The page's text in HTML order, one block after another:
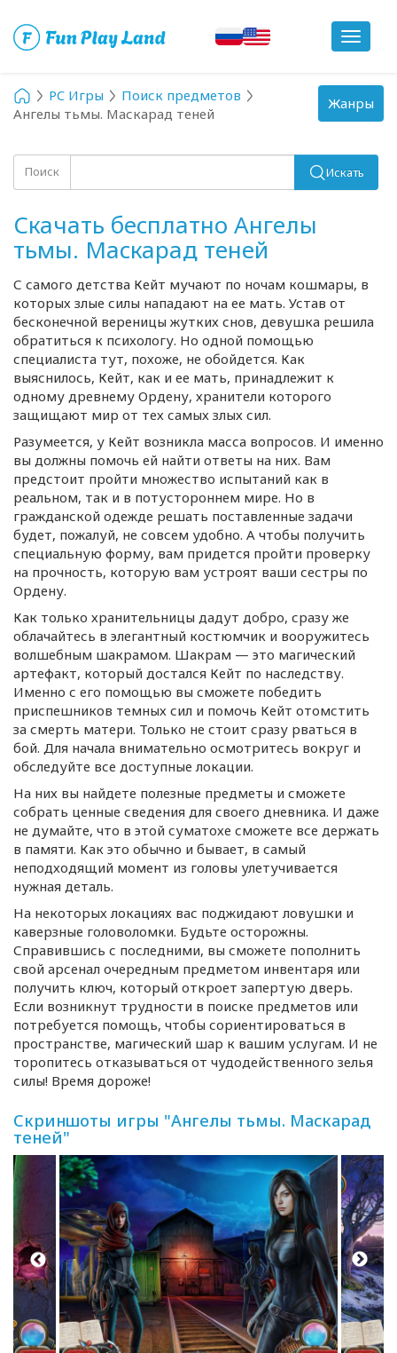
Toggle
PC Игры
Поиск предметов
Ангелы тьмы. Маскарад теней
Поиск Искать
Скачать бесплатно Ангелы
тьмы. Маскарад теней
С самого детства Кейт мучают по ночам кошмары, в
которых злые силы нападают на ее мать. Устав от
бесконечной вереницы жутких снов, девушка решила
обратиться к психологу. Но одной помощью
специалиста тут, похоже, не обойдется. Как
выяснилось, Кейт, как и ее мать, принадлежит к
одному древнему Ордену, хранители которого
защищают мир от тех самых злых сил.
Разумеется, у Кейт возникла масса вопросов. И именно
вы должны помочь ей найти ответы на них. Вам
предстоит пройти множество испытаний как в
реальном, так и в потустороннем мире. Но в
гражданской одежде решать поставленные задачи
будет, пожалуй, не совсем удобно. А чтобы получить
специальную форму, вам придется пройти проверку
на прочность, которую вам устроят ваши сестры по
Ордену.
Как только хранительницы дадут добро, сразу же
облачайтесь в элегантный костюмчик и вооружитесь
волшебным шакрамом. Шакрам — это магический
артефакт, который достался Кейт по наследству.
Именно с его помощью вы сможете победить
приспешников темных сил и помочь Кейт отомстить
за смерть матери. Только не стоит сразу рваться в
бой. Для начала внимательно осмотритесь вокруг и
обследуйте все доступные локации.
На них вы найдете полезные предметы и сможете
собрать ценные сведения для своего дневника. И даже
не думайте, что в этой суматохе сможете все держать
в памяти. Как это обычно и бывает, в самый
неподходящий момент из головы улетучивается
нужная деталь.
На некоторых локациях вас поджидают ловушки и
каверзные головоломки. Будьте осторожны.
Справившись с последними, вы сможете пополнить
свой арсенал очередным предметом инвентаря или
получить ключ, который откроет запертую дверь.
Если возникнут трудности в поиске предметов или
потребуется помощь, чтобы сориентироваться в
пространстве, магический шар к вашим услугам. И не
торопитесь отказываться от чудодейственного зелья
силы! Время дороже!
Скриншоты игры "Ангелы тьмы. Маскарад
теней"
Toggle
navigation
Жанры